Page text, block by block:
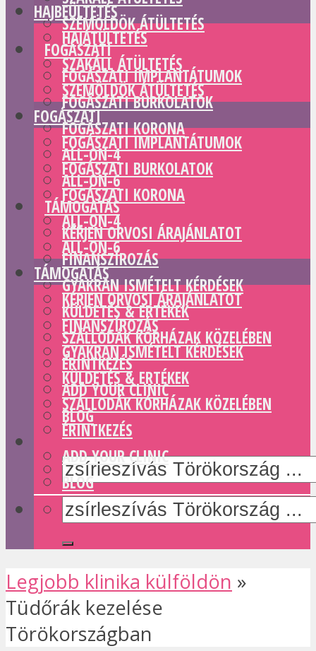
SZEMÖLDÖK ÁTÜLTETÉS
FOGÁSZATI
FOGÁSZATI IMPLANTÁTUMOK
FOGÁSZATI BURKOLATOK
FOGÁSZATI KORONA
ALL-ON-4
ALL-ON-6
TÁMOGATÁS
KÉRJEN ORVOSI ÁRAJÁNLATOT
FINANSZÍROZÁS
GYAKRAN ISMÉTELT KÉRDÉSEK
KÜLDETÉS & ERTÉKEK
SZÁLLODÁK KÓRHÁZAK KÖZELÉBEN
ÉRINTKEZÉS
ADD YOUR CLINIC
BLOG
HAJBEÜLTETÉS
HAJÁTÜLTETÉS
SZAKÁLL ÁTÜLTETÉS
SZEMÖLDÖK ÁTÜLTETÉS
FOGÁSZATI
FOGÁSZATI IMPLANTÁTUMOK
FOGÁSZATI BURKOLATOK
FOGÁSZATI KORONA
ALL-ON-4
ALL-ON-6
TÁMOGATÁS
KÉRJEN ORVOSI ÁRAJÁNLATOT
FINANSZÍROZÁS
GYAKRAN ISMÉTELT KÉRDÉSEK
KÜLDETÉS & ERTÉKEK
SZÁLLODÁK KÓRHÁZAK KÖZELÉBEN
ÉRINTKEZÉS
ADD YOUR CLINIC
BLOG
Legjobb klinika külföldön »
Tüdőrák kezelése
Törökországban